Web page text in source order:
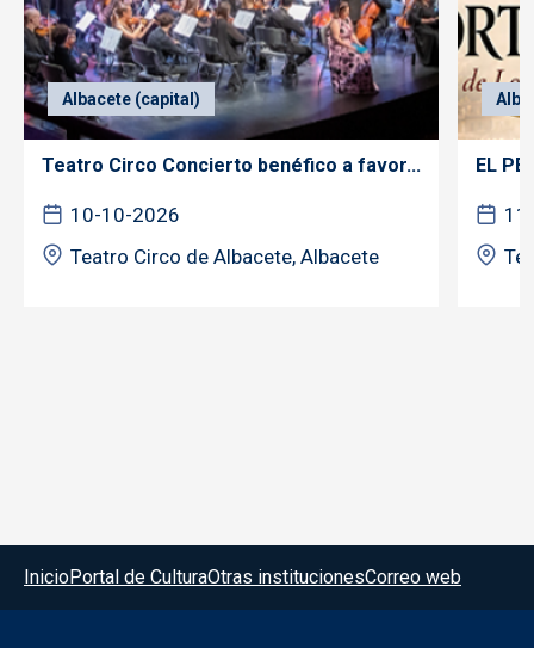
Albacete (capital)
Teatro Circo Concierto benéfico a favor...
10-10-2026
Teatro Circo de Albacete, Albacete
EL
Menú del pie
InicioPortal de CulturaOtras institucionesCorreo web